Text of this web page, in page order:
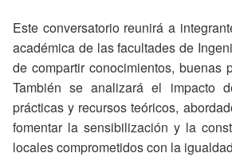
Este conversatorio reunirá a
académica de las facultades de
de compartir conocimientos, buenas
También se analizará el impacto
prácticas y recursos teóricos,
fomentar la sensibilización y la
locales comprometidos con la